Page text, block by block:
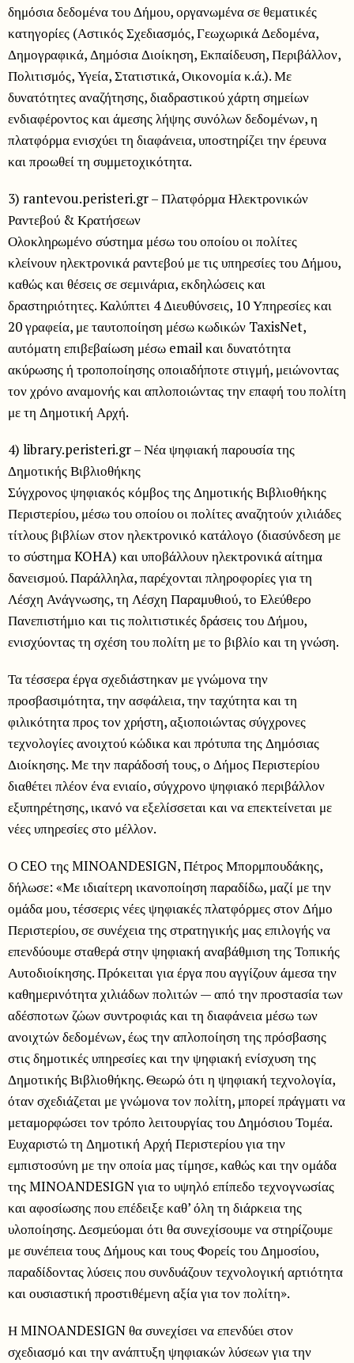
δημόσια δεδομένα του Δήμου, οργανωμένα σε θεματικές
κατηγορίες (Αστικός Σχεδιασμός, Γεωχωρικά Δεδομένα,
Δημογραφικά, Δημόσια Διοίκηση, Εκπαίδευση, Περιβάλλον,
Πολιτισμός, Υγεία, Στατιστικά, Οικονομία κ.ά.). Με
δυνατότητες αναζήτησης, διαδραστικού χάρτη σημείων
ενδιαφέροντος και άμεσης λήψης συνόλων δεδομένων, η
πλατφόρμα ενισχύει τη διαφάνεια, υποστηρίζει την έρευνα
και προωθεί τη συμμετοχικότητα.
3) rantevou.peristeri.gr – Πλατφόρμα Ηλεκτρονικών
Ραντεβού & Κρατήσεων
Ολοκληρωμένο σύστημα μέσω του οποίου οι πολίτες
κλείνουν ηλεκτρονικά ραντεβού με τις υπηρεσίες του Δήμου,
καθώς και θέσεις σε σεμινάρια, εκδηλώσεις και
δραστηριότητες. Καλύπτει 4 Διευθύνσεις, 10 Υπηρεσίες και
20 γραφεία, με ταυτοποίηση μέσω κωδικών TaxisNet,
αυτόματη επιβεβαίωση μέσω email και δυνατότητα
ακύρωσης ή τροποποίησης οποιαδήποτε στιγμή, μειώνοντας
τον χρόνο αναμονής και απλοποιώντας την επαφή του πολίτη
με τη Δημοτική Αρχή.
4) library.peristeri.gr – Νέα ψηφιακή παρουσία της
Δημοτικής Βιβλιοθήκης
Σύγχρονος ψηφιακός κόμβος της Δημοτικής Βιβλιοθήκης
Περιστερίου, μέσω του οποίου οι πολίτες αναζητούν χιλιάδες
τίτλους βιβλίων στον ηλεκτρονικό κατάλογο (διασύνδεση με
το σύστημα KOHA) και υποβάλλουν ηλεκτρονικά αίτημα
δανεισμού. Παράλληλα, παρέχονται πληροφορίες για τη
Λέσχη Ανάγνωσης, τη Λέσχη Παραμυθιού, το Ελεύθερο
Πανεπιστήμιο και τις πολιτιστικές δράσεις του Δήμου,
ενισχύοντας τη σχέση του πολίτη με το βιβλίο και τη γνώση.
Τα τέσσερα έργα σχεδιάστηκαν με γνώμονα την
προσβασιμότητα, την ασφάλεια, την ταχύτητα και τη
φιλικότητα προς τον χρήστη, αξιοποιώντας σύγχρονες
τεχνολογίες ανοιχτού κώδικα και πρότυπα της Δημόσιας
Διοίκησης. Με την παράδοσή τους, ο Δήμος Περιστερίου
διαθέτει πλέον ένα ενιαίο, σύγχρονο ψηφιακό περιβάλλον
εξυπηρέτησης, ικανό να εξελίσσεται και να επεκτείνεται με
νέες υπηρεσίες στο μέλλον.
Ο CEO της MINOANDESIGN, Πέτρος Μπορμπουδάκης,
δήλωσε: «Με ιδιαίτερη ικανοποίηση παραδίδω, μαζί με την
ομάδα μου, τέσσερις νέες ψηφιακές πλατφόρμες στον Δήμο
Περιστερίου, σε συνέχεια της στρατηγικής μας επιλογής να
επενδύουμε σταθερά στην ψηφιακή αναβάθμιση της Τοπικής
Αυτοδιοίκησης. Πρόκειται για έργα που αγγίζουν άμεσα την
καθημερινότητα χιλιάδων πολιτών — από την προστασία των
αδέσποτων ζώων συντροφιάς και τη διαφάνεια μέσω των
ανοιχτών δεδομένων, έως την απλοποίηση της πρόσβασης
στις δημοτικές υπηρεσίες και την ψηφιακή ενίσχυση της
Δημοτικής Βιβλιοθήκης. Θεωρώ ότι η ψηφιακή τεχνολογία,
όταν σχεδιάζεται με γνώμονα τον πολίτη, μπορεί πράγματι να
μεταμορφώσει τον τρόπο λειτουργίας του Δημόσιου Τομέα.
Ευχαριστώ τη Δημοτική Αρχή Περιστερίου για την
εμπιστοσύνη με την οποία μας τίμησε, καθώς και την ομάδα
της MINOANDESIGN για το υψηλό επίπεδο τεχνογνωσίας
και αφοσίωσης που επέδειξε καθ’ όλη τη διάρκεια της
υλοποίησης. Δεσμεύομαι ότι θα συνεχίσουμε να στηρίζουμε
με συνέπεια τους Δήμους και τους Φορείς του Δημοσίου,
παραδίδοντας λύσεις που συνδυάζουν τεχνολογική αρτιότητα
και ουσιαστική προστιθέμενη αξία για τον πολίτη».
Η MINOANDESIGN θα συνεχίσει να επενδύει στον
σχεδιασμό και την ανάπτυξη ψηφιακών λύσεων για την